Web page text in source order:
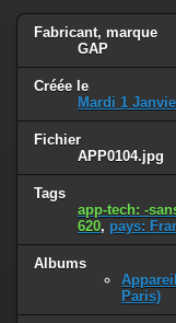
Fabricant, marque
GAP
Créée le
Mardi 1
Fichier
APP0104.jpg
Tags
app-tech: -
620, pays:
Albums
Paris)